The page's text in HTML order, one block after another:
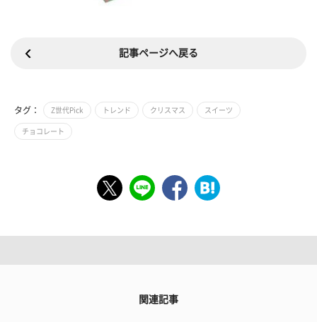
記事ページへ戻る
タグ： Z世代Pick トレンド クリスマス スイーツ
チョコレート
関連記事